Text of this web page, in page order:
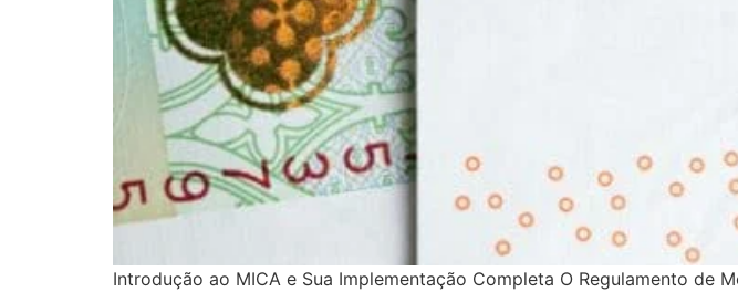
Introdução ao MICA e Sua Implementação Completa O Regulamento